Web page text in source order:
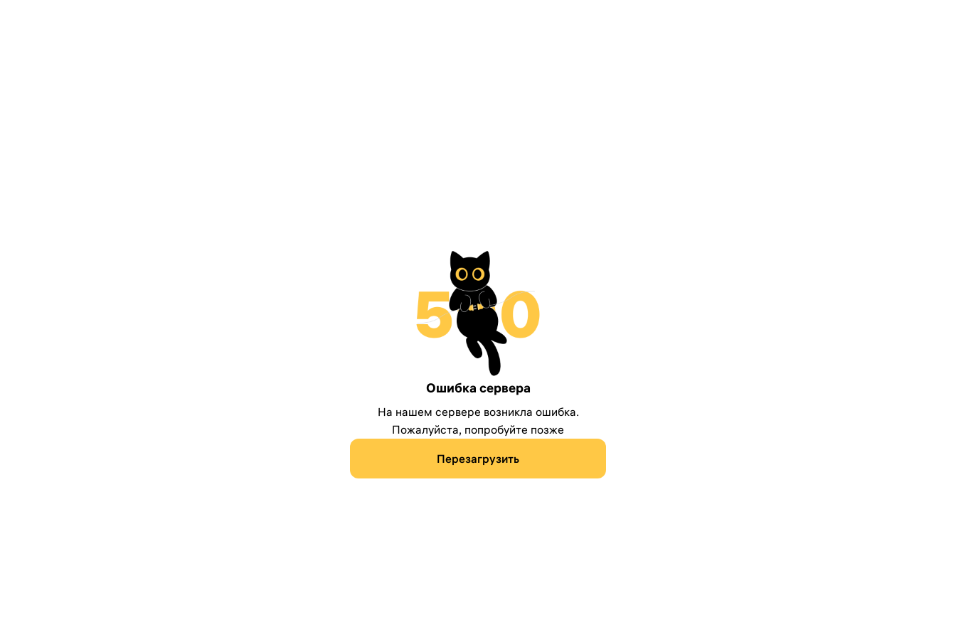
Ошибка сервера
На нашем сервере возникла ошибка.
Пожалуйста, попробуйте позже
Перезагрузить